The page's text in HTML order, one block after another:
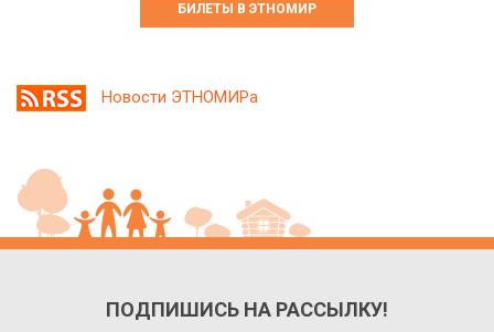
БИЛЕТЫ В ЭТНОМИР
Новости ЭТНОМИРа
ПОДПИШИСЬ НА РАССЫЛКУ!